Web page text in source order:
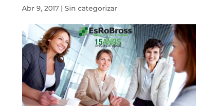
Abr 9, 2017| Sin categorizar